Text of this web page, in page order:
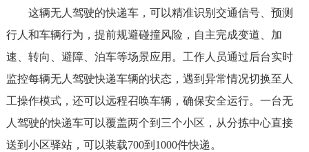
这辆无人驾驶的快递车，可以精准识别交通信号、预测
行人和车辆行为，提前规避碰撞风险，自主完成变道、加
速、转向、避障、泊车等场景应用。工作人员通过后台实时
监控每辆无人驾驶快递车辆的状态，遇到异常情况切换至人
工操作模式，还可以远程召唤车辆，确保安全运行。一台无
人驾驶的快递车可以覆盖两个到三个小区，从分拣中心直接
送到小区驿站，可以装载700到1000件快递。